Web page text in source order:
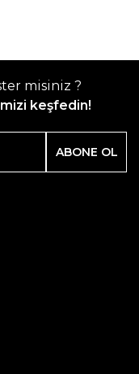
misiniz ?
keşfedin!
ABONE OL